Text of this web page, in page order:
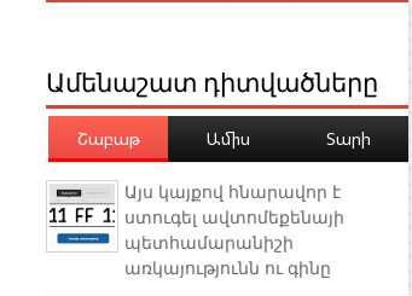
Ամենաշատ դիտվածները
Շաբաթ Ամիս Տարի
Այս կայքով հնարավոր է
ստուգել ավտոմեքենայի
պետհամարանիշի
առկայությունն ու գինը